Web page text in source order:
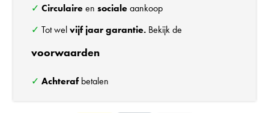
✓Circulaireensocialeaankoop
✓ Tot welvijf jaar garantie. Bekijk de
voorwaarden
✓Achterafbetalen